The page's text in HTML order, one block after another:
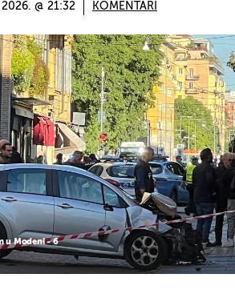
@ 21:32 KOMENTARI
u Modeni - 6